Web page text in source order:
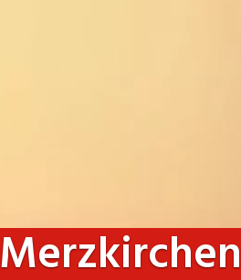
Merzkirchen